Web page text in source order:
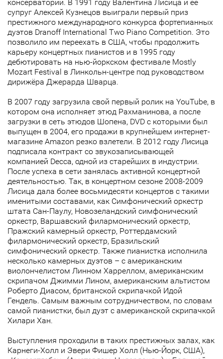
консерватории. В 1991 году Валентина Лисица и её
супруг Алексей Кузнецов выиграли первый приз
престижного международного конкурса фортепианных
дуэтов Dranoff International Two Piano Competition. Это
позволило им переехать в США, чтобы продолжить
карьеру концертных пианистов и в 1995 году
дебютировать на нью-йоркском фестивале Mostly
Mozart Festival в Линкольн-центре под руководством
дирижёра Джерарда Шварца.
В 2007 году загрузила свой первый ролик на YouTube, в
котором она исполняет этюд Рахманинова, а после
загрузки в сеть этюдов Шопена, DVD с которыми был
выпущен в 2004, его продажи в крупнейшем интернет-
магазине Amazon резко взлетели. В 2012 году Лисица
подписала контракт со звукозаписывающей
компанией Decca, одной из старейших в индустрии.
После успеха в сети занялась активной концертной
деятельностью. Так, в концертном сезоне 2008-2009
Лисица дала более восьмидесяти концертов с такими
именитыми составами, как Симфонический оркестр
штата Сан-Паулу, Новозеландский симфонический
оркестр, Варшавский филармонический оркестр,
Пражский камерный оркестр, Роттердамский
филармонический оркестр, Бразильский
симфонический оркестр. Также пианистка исполнила
несколько камерных дуэтов – с американским
виолончелистом Линном Харреллом, американским
скрипачом Джимми Лином, американским альтистом
Роберто Диасом, британской скрипачкой Идой
Гендель. Самым важным сотрудничеством, по словам
самой пианистки, был дуэт с американской скрипачкой
Хилари Хан.
Выступления проходили в таких престижных залах, как
Карнеги-Холл и Эвери Фишер Холл (Нью-Йорк, США),